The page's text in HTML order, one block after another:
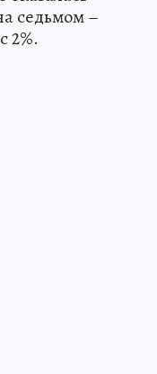
седьмом –
2%.